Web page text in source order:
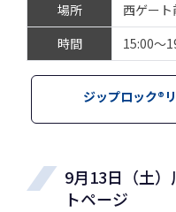
場所
西ゲー
時間
15:00～
ジップロック®
9月13日（土
トページ